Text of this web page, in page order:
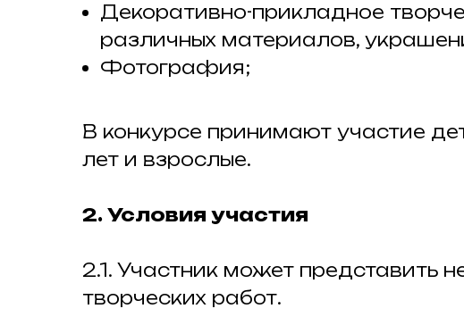
Декоративно-прикладное
различных материалов,
Фотография;
В конкурсе принимают участие
лет и взрослые.
2. Условия участия
2.1. Участник может представить
творческих работ.